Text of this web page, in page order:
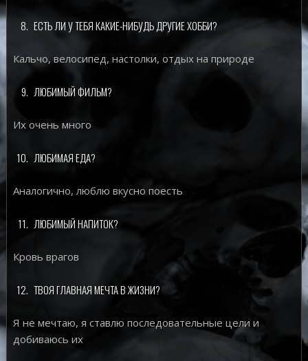
ЕСТЬ ЛИ У ТЕБЯ КАКИЕ-НИБУДЬ ДРУГИЕ ХОББИ?
Кальчо, велосипед, настолки, отдых на природе
ЛЮБИМЫЙ ФИЛЬМ?
Их очень много
ЛЮБИМАЯ ЕДА?
Аналогично, люблю вкусно поесть
ЛЮБИМЫЙ НАПИТОК?
Кровь врагов
ТВОЯ ГЛАВНАЯ МЕЧТА В ЖИЗНИ?
Я не мечтаю, я ставлю последовательные цели и
добиваюсь их